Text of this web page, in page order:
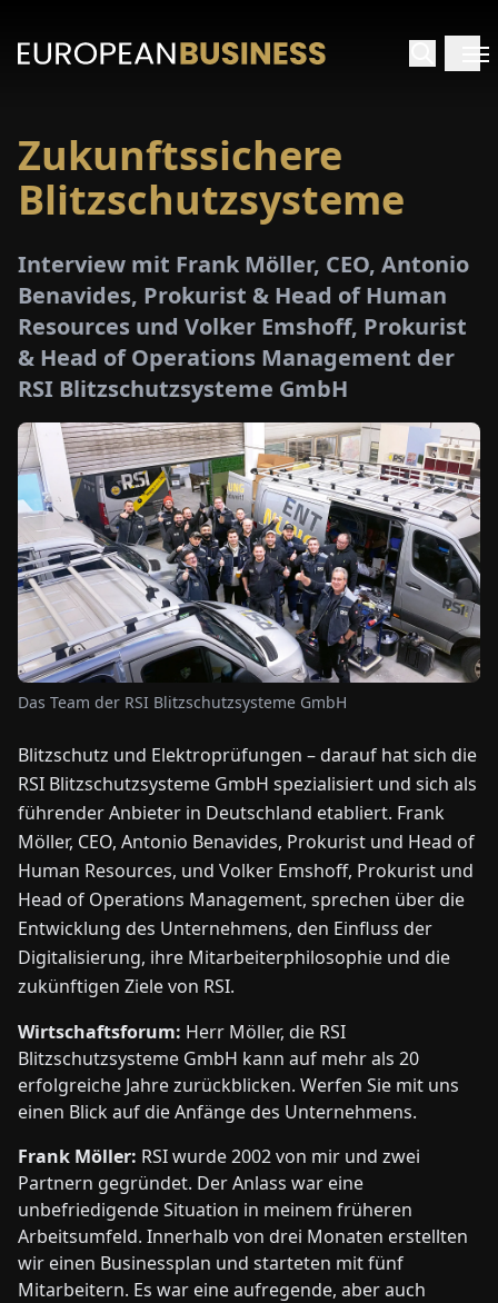
PAPER
NEWS
ÜBER
UNS
EN DEFR ESITNLPLHU
KONTAKT
ZU
UNS
Zukunftssichere
Blitzschutzsysteme
Interview mit Frank Möller, CEO, Antonio
Benavides, Prokurist & Head of Human
Resources und Volker Emshoff, Prokurist
& Head of Operations Management der
RSI Blitzschutzsysteme GmbH
Das Team der RSI Blitzschutzsysteme GmbH
Blitzschutz und Elektroprüfungen – darauf hat sich die
RSI Blitzschutzsysteme GmbH spezialisiert und sich als
führender Anbieter in Deutschland etabliert. Frank
Möller, CEO, Antonio Benavides, Prokurist und Head of
Human Resources, und Volker Emshoff, Prokurist und
Head of Operations Management, sprechen über die
Entwicklung des Unternehmens, den Einfluss der
Digitalisierung, ihre Mitarbeiterphilosophie und die
zukünftigen Ziele von RSI.
Wirtschaftsforum: Herr Möller, die RSI
Blitzschutzsysteme GmbH kann auf mehr als 20
erfolgreiche Jahre zurückblicken. Werfen Sie mit uns
einen Blick auf die Anfänge des Unternehmens.
Frank Möller: RSI wurde 2002 von mir und zwei
Partnern gegründet. Der Anlass war eine
unbefriedigende Situation in meinem früheren
Arbeitsumfeld. Innerhalb von drei Monaten erstellten
wir einen Businessplan und starteten mit fünf
Mitarbeitern. Es war eine aufregende, aber auch